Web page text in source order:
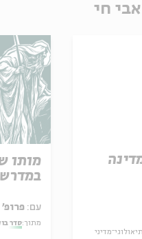
חי
מותו
עם: פרופ' אביגדור שנאן
מתוך:סדר